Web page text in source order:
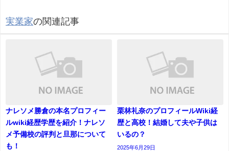
実業家の関連記事
ナレソメ勝倉の本名プロフィー
ルwiki経歴学歴を紹介！ナレソ
メ予備校の評判と旦那について
も！
栗林礼奈のプロフィールWiki経
歴と高校！結婚して夫や子供は
いるの？
2025年6月29日